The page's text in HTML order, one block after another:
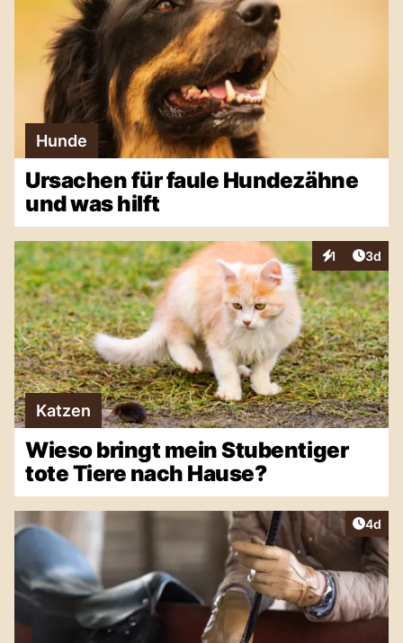
Hunde
Ursachen für faule Hundezähne
und was hilft
1
Interaktionen
3d
Katzen
Wieso bringt mein Stubentiger
tote Tiere nach Hause?
4d